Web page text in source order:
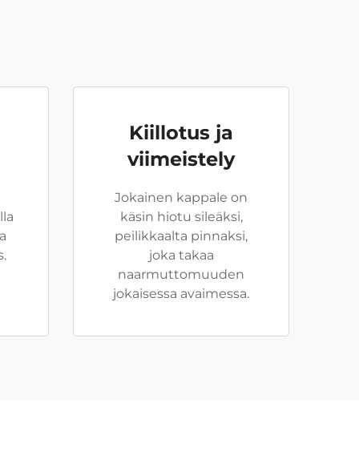
Kiillotus ja
viimeistely
Jokainen kappale on
käsin hiotu sileäksi,
peilikkaalta pinnaksi,
joka takaa
naarmuttomuuden
jokaisessa avaimessa.